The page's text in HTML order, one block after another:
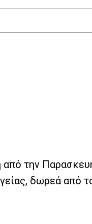
από την
δωρεά από